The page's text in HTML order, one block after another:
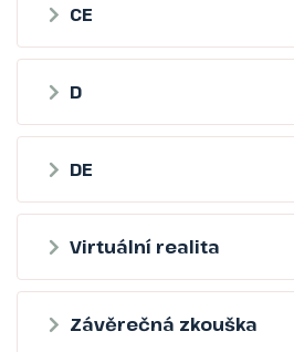
CE
D
DE
Virtuální realita
Závěrečná zkouška